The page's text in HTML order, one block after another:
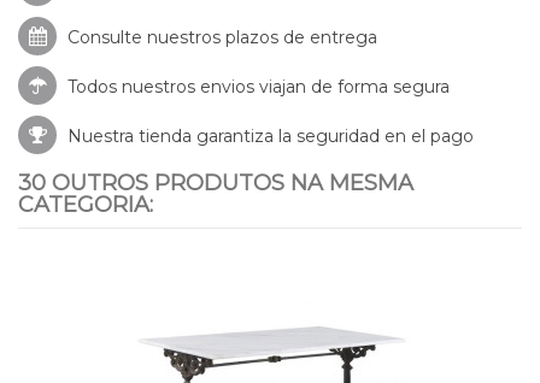
Consulte nuestros plazos de entrega
Todos nuestros envios viajan de forma segura
Nuestra tienda garantiza la seguridad en el pago
30 OUTROS PRODUTOS NA MESMA
CATEGORIA: